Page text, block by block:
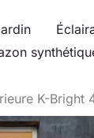
K-Bright